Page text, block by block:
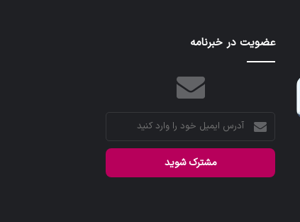
عضویت در خبرنامه
آدرس
ایمیل
خود
وارد